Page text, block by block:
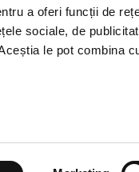
a oferi funcții de
sociale, de
le pot combina